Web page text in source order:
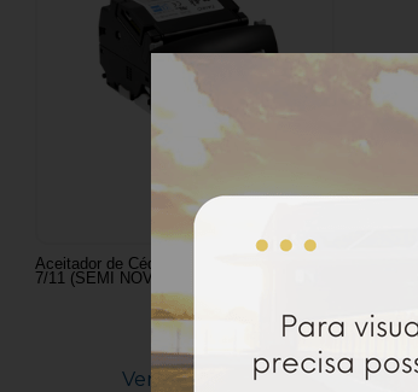
Aceitador de Cédulas TAIKO JCM - PUB-
7/11 (SEMI NOVO)
Ver Detalhes